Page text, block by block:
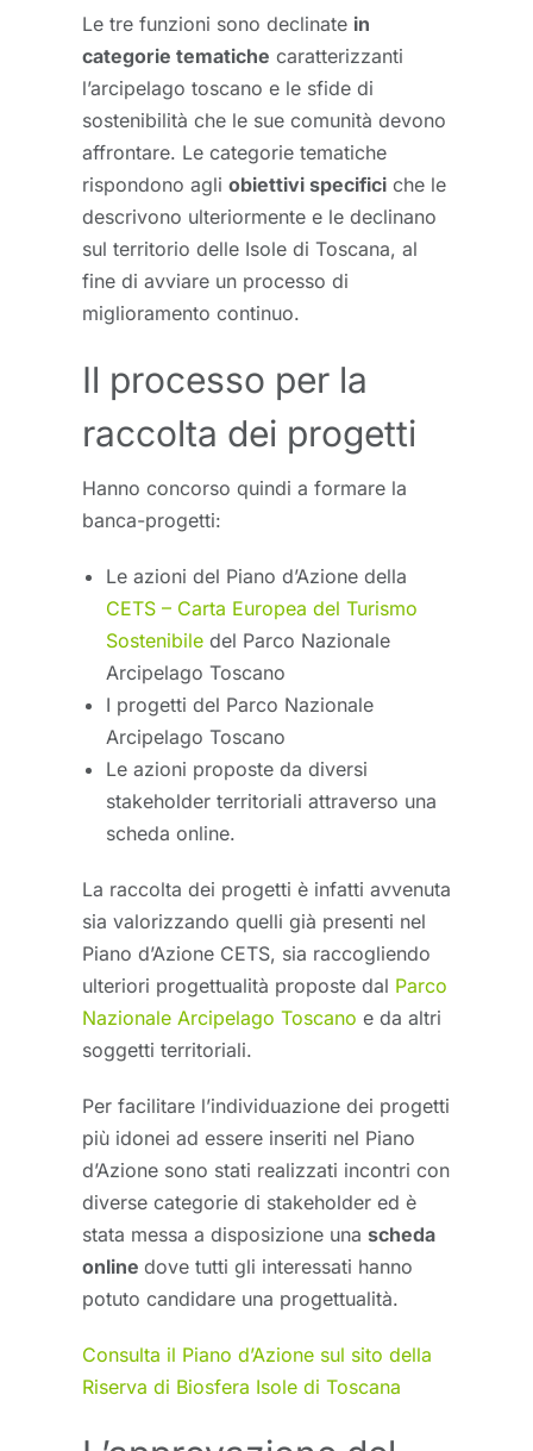
Le tre funzioni sono declinate in
categorie tematiche caratterizzanti
l’arcipelago toscano e le sfide di
sostenibilità che le sue comunità devono
affrontare. Le categorie tematiche
rispondono agli obiettivi specifici che le
descrivono ulteriormente e le declinano
sul territorio delle Isole di Toscana, al
fine di avviare un processo di
miglioramento continuo.
Il processo per la
raccolta dei progetti
Hanno concorso quindi a formare la
banca-progetti:
Le azioni del Piano d’Azione della
CETS – Carta Europea del Turismo
Sostenibile del Parco Nazionale
Arcipelago Toscano
I progetti del Parco Nazionale
Arcipelago Toscano
Le azioni proposte da diversi
stakeholder territoriali attraverso una
scheda online.
La raccolta dei progetti è infatti avvenuta
sia valorizzando quelli già presenti nel
Piano d’Azione CETS, sia raccogliendo
ulteriori progettualità proposte dal Parco
Nazionale Arcipelago Toscano e da altri
soggetti territoriali.
Per facilitare l’individuazione dei progetti
più idonei ad essere inseriti nel Piano
d’Azione sono stati realizzati incontri con
diverse categorie di stakeholder ed è
stata messa a disposizione una scheda
online dove tutti gli interessati hanno
potuto candidare una progettualità.
Consulta il Piano d’Azione sul sito della
Riserva di Biosfera Isole di Toscana